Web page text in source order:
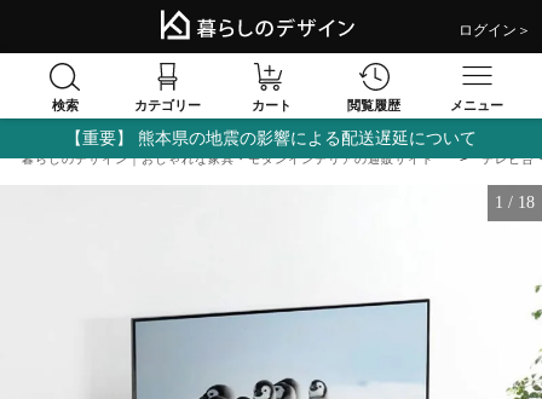
ログイン＞
検索 カテゴリー カート 閲覧履歴 メニュー
【重要】 熊本県の地震の影響による配送遅延について
暮らしのデザイン｜おしゃれな家具・モダンインテリアの通販サイト テレビ台
1 / 18